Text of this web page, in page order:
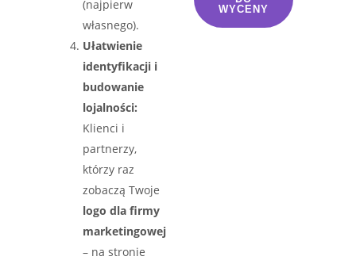
(najpierw
własnego).
Ułatwienie
identyfikacji i
budowanie
lojalności:
Klienci i
partnerzy,
którzy raz
zobaczą Twoje
logo dla firmy
marketingowej
– na stronie
WYCENY